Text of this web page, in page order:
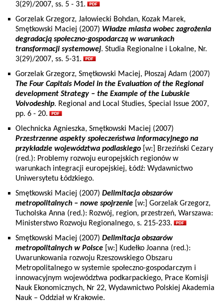
3(29)/2007, ss. 5 - 31.
Gorzelak Grzegorz, Jałowiecki Bohdan, Kozak Marek,
Smętkowski Maciej (2007) Władze miasta wobec zagrożenia
degradacją społeczno-gospodarczą w warunkach
transformacji systemowej. Studia Regionalne i Lokalne, Nr.
3(29)/2007, ss. 5-31.
Gorzelak Grzegorz, Smętkowski Maciej, Płoszaj Adam (2007)
The Four Capitals Model in the Evaluation of the Regional
development Strategy – the Example of the Lubuskie
Voivodeship. Regional and Local Studies, Special Issue 2007,
pp. 6 - 20.
Olechnicka Agnieszka, Smętkowski Maciej (2007)
Przestrzenne aspekty społeczeństwa informacyjnego na
przykładzie województwa podlaskiego [w:] Brzeziński Cezary
(red.): Problemy rozwoju europejskich regionów w
warunkach integracji europejskiej, Łódź: Wydawnictwo
Uniwersytetu Łódzkiego.
Smętkowski Maciej (2007) Delimitacja obszarów
metropolitalnych – nowe spojrzenie [w:] Gorzelak Grzegorz,
Tucholska Anna (red.): Rozwój, region, przestrzeń, Warszawa:
Ministerstwo Rozwoju Regionalnego, s. 215-233.
Smętkowski Maciej (2007) Delimitacja obszarów
metropolitalnych w Polsce [w:] Kudełko Joanna (red.):
Uwarunkowania rozwoju Rzeszowskiego Obszaru
Metropolitalnego w systemie społeczno-gospodarczym i
innowacyjnym województwa podkarpackiego, Prace Komisji
Nauk Ekonomicznych, Nr 22, Wydawnictwo Polskiej Akademia
Nauk – Oddział w Krakowie.